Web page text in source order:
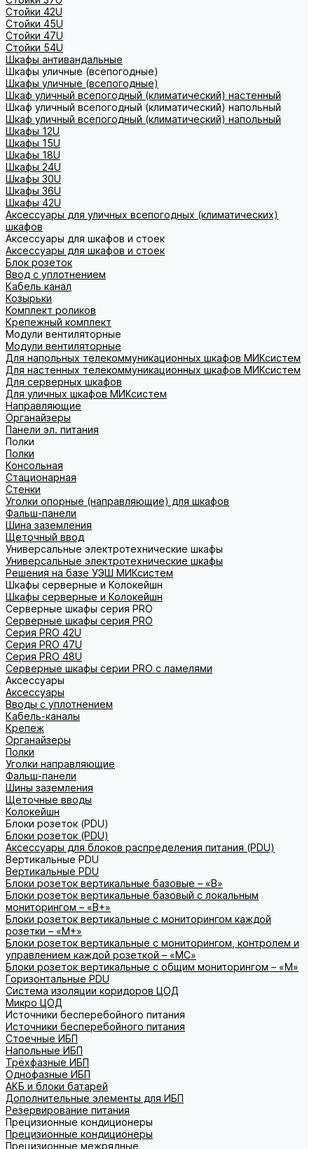
Стойки 42U
Стойки 45U
Стойки 47U
Стойки 54U
Шкафы антивандальные
Шкафы уличные (всепогодные)
Шкафы уличные (всепогодные)
Шкаф уличный всепогодный (климатический) настенный
Шкаф уличный всепогодный (климатический) напольный
Шкаф уличный всепогодный (климатический) напольный
Шкафы 12U
Шкафы 15U
Шкафы 18U
Шкафы 24U
Шкафы 30U
Шкафы 36U
Шкафы 42U
Аксессуары для уличных всепогодных (климатических)
шкафов
Аксессуары для шкафов и стоек
Аксессуары для шкафов и стоек
Блок розеток
Ввод с уплотнением
Кабель канал
Козырьки
Комплект роликов
Крепежный комплект
Модули вентиляторные
Модули вентиляторные
Для напольных телекоммуникационных шкафов МИКсистем
Для настенных телекоммуникационных шкафов МИКсистем
Для серверных шкафов
Для уличных шкафов МИКсистем
Направляющие
Органайзеры
Панели эл. питания
Полки
Полки
Консольная
Стационарная
Стенки
Уголки опорные (направляющие) для шкафов
Фальш-панели
Шина заземления
Щеточный ввод
Универсальные электротехнические шкафы
Универсальные электротехнические шкафы
Решения на базе УЭШ МИКсистем
Шкафы серверные и Колокейшн
Шкафы серверные и Колокейшн
Серверные шкафы серия PRO
Серверные шкафы серия PRO
Серия PRO 42U
Серия PRO 47U
Серия PRO 48U
Серверные шкафы серии PRO с ламелями
Аксессуары
Аксессуары
Вводы с уплотнением
Кабель-каналы
Крепеж
Органайзеры
Полки
Уголки направляющие
Фальш-панели
Шины заземления
Щеточные вводы
Колокейшн
Блоки розеток (PDU)
Блоки розеток (PDU)
Аксессуары для блоков распределения питания (PDU)
Вертикальные PDU
Вертикальные PDU
Блоки розеток вертикальные базовые – «В»
Блоки розеток вертикальные базовый с локальным
мониторингом – «В+»
Блоки розеток вертикальные с мониторингом каждой
розетки – «М+»
Блоки розеток вертикальные с мониторингом, контролем и
управлением каждой розеткой – «МС»
Блоки розеток вертикальные с общим мониторингом – «М»
Горизонтальные PDU
Система изоляции коридоров ЦОД
Микро ЦОД
Источники бесперебойного питания
Источники бесперебойного питания
Стоечные ИБП
Напольные ИБП
Трёхфазные ИБП
Однофазные ИБП
АКБ и блоки батарей
Дополнительные элементы для ИБП
Резервирование питания
Прецизионные кондиционеры
Прецизионные кондиционеры
Прецизионные межрядные